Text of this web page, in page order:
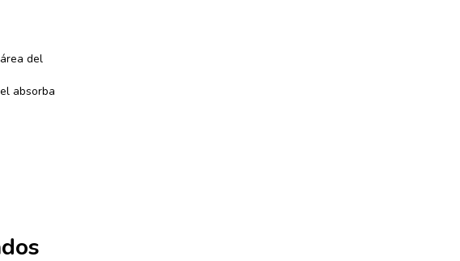
del
absorba